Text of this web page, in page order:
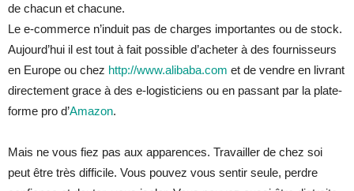
de chacun et chacune.
Le e-commerce n’induit pas de charges importantes ou de stock.
Aujourd’hui il est tout à fait possible d’acheter à des fournisseurs
en Europe ou chez http://www.alibaba.com et de vendre en livrant
directement grace à des e-logisticiens ou en passant par la plate-
forme pro d’Amazon.
Mais ne vous fiez pas aux apparences. Travailler de chez soi
peut être très difficile. Vous pouvez vous sentir seule, perdre